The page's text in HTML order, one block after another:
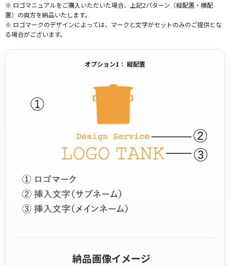
※ ロゴマニュアルをご購入いただいた場合、上記2パターン（縦配置・横配
置）の両方を納品いたします。
※ ロゴマークのデザインによっては、マークと文字がセットのみのご提供とな
る場合がございます。
オプション1： 縦配置
納品画像イメージ